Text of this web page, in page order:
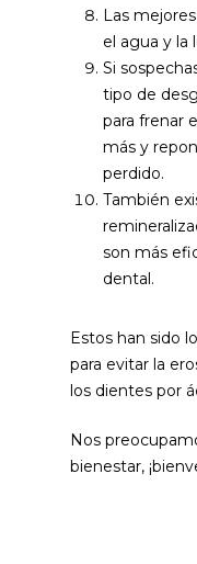
Las
el agua y la
Si
tipo de
para frenar
más y
perdido.
También
son más
dental.
Estos han sido
para evitar la
los dientes por
Nos
bienestar,